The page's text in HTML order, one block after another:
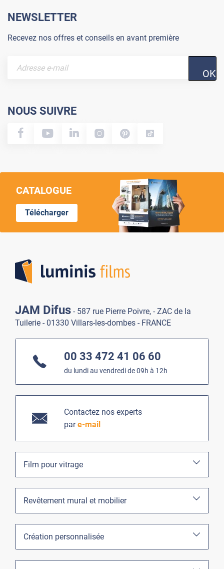
NEWSLETTER
Recevez nos offres et conseils en avant première
OK
NOUS SUIVRE
CATALOGUE
Télécharger
JAM Difus - 587 rue Pierre Poivre, - ZAC de la
Tuilerie - 01330 Villars-les-dombes - FRANCE
00 33 472 41 06 60
du lundi au vendredi de 09h à 12h
Contactez nos experts
pare-mail
Film pour vitrage
Revêtement mural et mobilier
Création personnalisée